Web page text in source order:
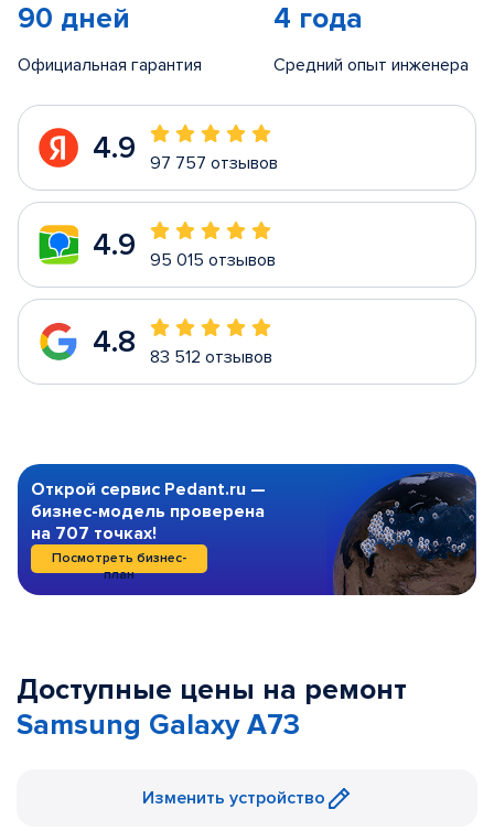
90 дней
Официальная гарантия
4 года
Средний опыт инженера
4.9 97 757 отзывов
4.9 95 015 отзывов
4.8 83 512 отзывов
Открой сервис Pedant.ru —
бизнес-модель проверена
на 707 точках!
Посмотреть бизнес-
план
Доступные цены на ремонт
Samsung Galaxy A73
Изменить устройство